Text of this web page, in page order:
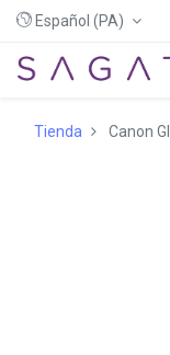
Español (PA)
Tienda Canon